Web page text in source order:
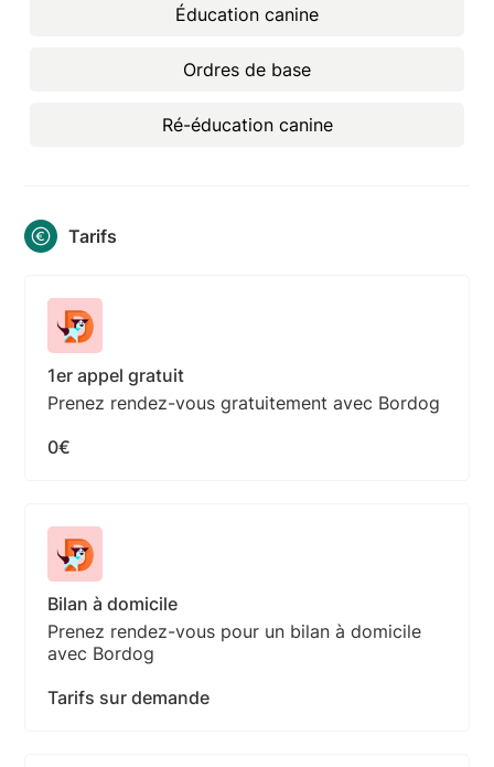
Éducation canine
Ordres de base
Ré-éducation canine
Tarifs
1er appel gratuit
Prenez rendez-vous gratuitement avec Bordog
0€
Bilan à domicile
Prenez rendez-vous pour un bilan à domicile
avec Bordog
Tarifs sur demande